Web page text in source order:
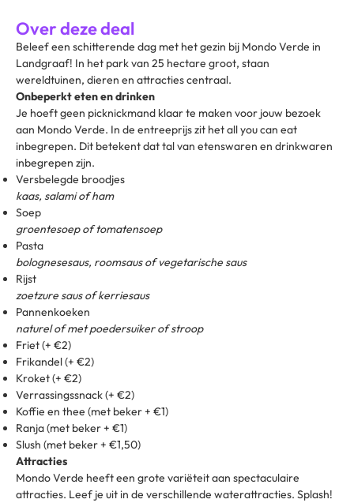
Over deze deal
Beleef een schitterende dag met het gezin bij Mondo Verde in
Landgraaf! In het park van 25 hectare groot, staan
wereldtuinen, dieren en attracties centraal.
Onbeperkt eten en drinken
Je hoeft geen picknickmand klaar te maken voor jouw bezoek
aan Mondo Verde. In de entreeprijs zit het all you can eat
inbegrepen. Dit betekent dat tal van etenswaren en drinkwaren
inbegrepen zijn.
Versbelegde broodjes
kaas, salami of ham
Soep
groentesoep of tomatensoep
Pasta
bolognesesaus, roomsaus of vegetarische saus
Rijst
zoetzure saus of kerriesaus
Pannenkoeken
naturel of met poedersuiker of stroop
Friet (+ €2)
Frikandel (+ €2)
Kroket (+ €2)
Verrassingssnack (+ €2)
Koffie en thee (met beker + €1)
Ranja (met beker + €1)
Slush (met beker + €1,50)
Attracties
Mondo Verde heeft een grote variëteit aan spectaculaire
attracties. Leef je uit in de verschillende waterattracties. Splash!